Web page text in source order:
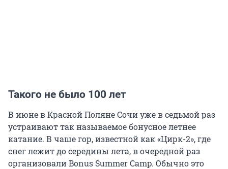
Такого не было 100 лет
В июне в Красной Поляне Сочи уже в седьмой раз
устраивают так называемое бонусное летнее
катание. В чаше гор, известной как «Цирк-2», где
снег лежит до середины лета, в очередной раз
организовали Bonus Summer Camp. Обычно это